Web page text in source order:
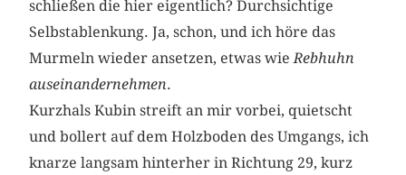
schließen die hier eigentlich? Durchsichtige
Selbstablenkung. Ja, schon, und ich höre das
Murmeln wieder ansetzen, etwas wieRebhuhn
auseinandernehmen.
Kurzhals Kubin streift an mir vorbei, quietscht
und bollert auf dem Holzboden des Umgangs, ich
knarze langsam hinterher in Richtung 29, kurz